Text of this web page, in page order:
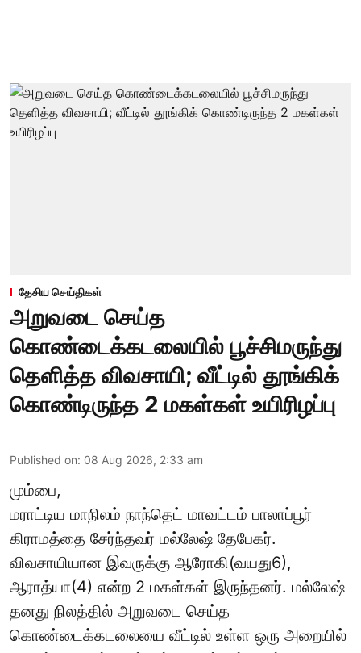
தேசிய செய்திகள்
அறுவடை செய்த
கொண்டைக்கடலையில் பூச்சிமருந்து
தெளித்த விவசாயி; வீட்டில் தூங்கிக்
கொண்டிருந்த 2 மகள்கள் உயிரிழப்பு
Published on: 08 Aug 2026, 2:33 am
மும்பை,
மராட்டிய மாநிலம் நாந்தெட் மாவட்டம் பாலாப்பூர்
கிராமத்தை சேர்ந்தவர் மல்லேஷ் தேபேகர்.
விவசாயியான இவருக்கு ஆரோகி(வயது6),
ஆராத்யா(4) என்ற 2 மகள்கள் இருந்தனர். மல்லேஷ்
தனது நிலத்தில் அறுவடை செய்த
கொண்டைக்கடலையை வீட்டில் உள்ள ஒரு அறையில்